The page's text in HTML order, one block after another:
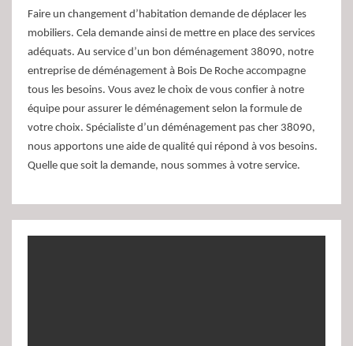
Faire un changement d’habitation demande de déplacer les
mobiliers. Cela demande ainsi de mettre en place des services
adéquats. Au service d’un bon déménagement 38090, notre
entreprise de déménagement à Bois De Roche accompagne
tous les besoins. Vous avez le choix de vous confier à notre
équipe pour assurer le déménagement selon la formule de
votre choix. Spécialiste d’un déménagement pas cher 38090,
nous apportons une aide de qualité qui répond à vos besoins.
Quelle que soit la demande, nous sommes à votre service.